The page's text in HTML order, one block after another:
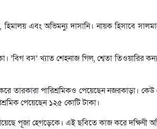
এবং অভিমন্যু দাসানি। নায়ক হিসাবে
‘বিগ বস’ খ্যাত শেহনাজ গিল, শ্বেতা তিওয়ারির
তারকারা পারিশ্রমিকও পেয়েছেন নজরকাড়া।
পেয়েছেন ১২৫ কোটি টাকা।
পূজা হেগড়েকে। এই ছবিতে কাজ করে দক্ষিণী